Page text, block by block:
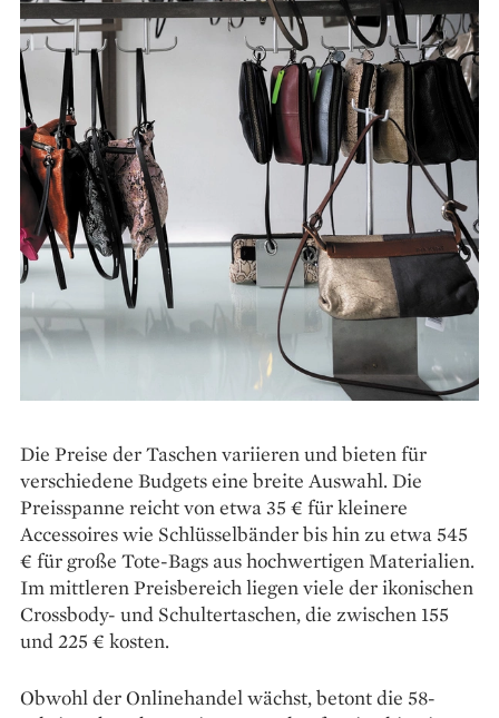
Die Preise der Taschen variieren und bieten für
verschiedene Budgets eine breite Auswahl. Die
Preisspanne reicht von etwa 35 € für kleinere
Accessoires wie Schlüsselbänder bis hin zu etwa 545
€ für große Tote-Bags aus hochwertigen Materialien.
Im mittleren Preisbereich liegen viele der ikonischen
Crossbody- und Schultertaschen, die zwischen 155
und 225 € kosten.
Obwohl der Onlinehandel wächst, betont die 58-